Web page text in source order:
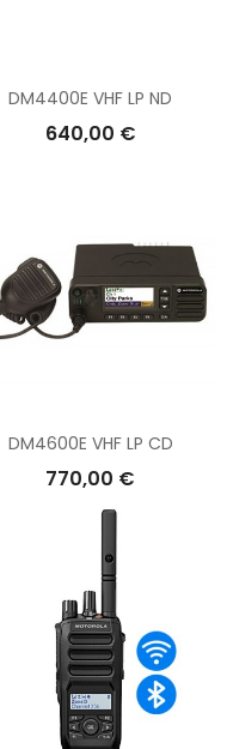
DM4400E VHF LP ND
640,00 €
DM4600E VHF LP CD
770,00 €